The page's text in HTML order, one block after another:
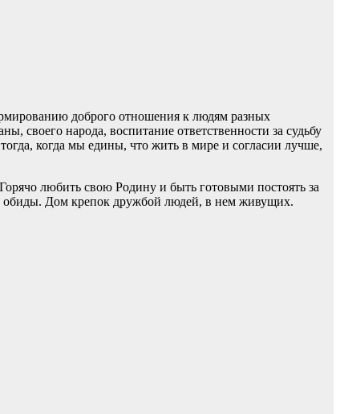
доброго отношения к людям разных
своего народа, воспитание ответственности за судьбу
когда мы едины, что жить в мире и согласии лучше,
любить свою Родину и быть готовыми постоять за
обиды. Дом крепок дружбой людей, в нем живущих.